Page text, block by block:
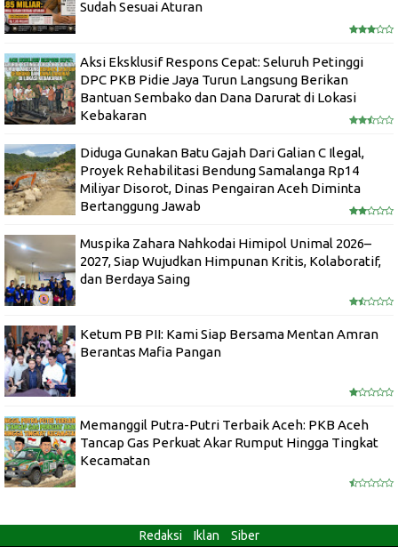
Sudah Sesuai Aturan
Aksi Eksklusif Respons Cepat: Seluruh Petinggi
DPC PKB Pidie Jaya Turun Langsung Berikan
Bantuan Sembako dan Dana Darurat di Lokasi
Kebakaran
Diduga Gunakan Batu Gajah Dari Galian C Ilegal,
Proyek Rehabilitasi Bendung Samalanga Rp14
Miliyar Disorot, Dinas Pengairan Aceh Diminta
Bertanggung Jawab
Muspika Zahara Nahkodai Himipol Unimal 2026–
2027, Siap Wujudkan Himpunan Kritis, Kolaboratif,
dan Berdaya Saing
Ketum PB PII: Kami Siap Bersama Mentan Amran
Berantas Mafia Pangan
Memanggil Putra-Putri Terbaik Aceh: PKB Aceh
Tancap Gas Perkuat Akar Rumput Hingga Tingkat
Kecamatan
Redaksi Iklan Siber